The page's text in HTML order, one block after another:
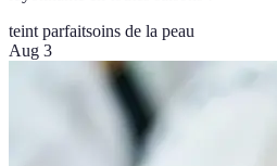
teint parfaitsoins de la peau
Aug 3